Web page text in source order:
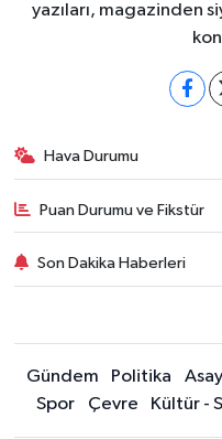
yazıları, magazinden
Hava Durumu
Puan Durumu ve Fikstür
Son Dakika Haberleri
Gündem Politika
Spor
Çevre Kültür -